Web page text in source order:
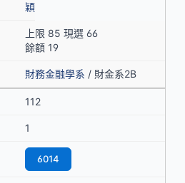
穎
上限 85 現選 66
餘額 19
財務金融學系 / 財金系2B
112
1
6014